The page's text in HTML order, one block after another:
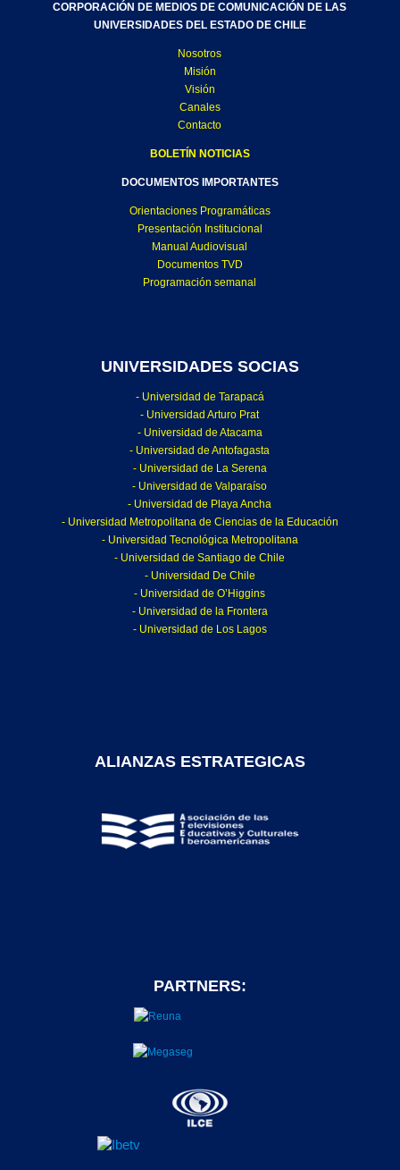
CORPORACIÓN DE MEDIOS DE COMUNICACIÓN DE LAS
UNIVERSIDADES DEL ESTADO DE CHILE
Nosotros
Misión
Visión
Canales
Contacto
BOLETÍN NOTICIAS
DOCUMENTOS IMPORTANTES
Orientaciones Programáticas
Presentación Institucional
Manual Audiovisual
Documentos TVD
Programación semanal
UNIVERSIDADES SOCIAS
- Universidad de Tarapacá
- Universidad Arturo Prat
- Universidad de Atacama
- Universidad de Antofagasta
- Universidad de La Serena
- Universidad de Valparaíso
- Universidad de Playa Ancha
- Universidad Metropolitana de Ciencias de la Educación
- Universidad Tecnológica Metropolitana
- Universidad de Santiago de Chile
- Universidad De Chile
- Universidad de O’Higgins
- Universidad de la Frontera
- Universidad de Los Lagos
ALIANZAS ESTRATEGICAS
PARTNERS: